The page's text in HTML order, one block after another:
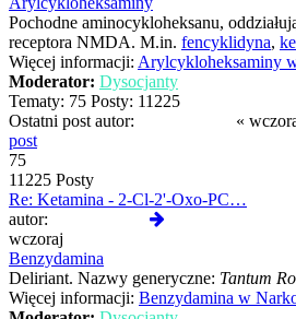
Pochodne aminocykloheksanu,
receptora NMDA. M.in. fencyklidyna,
Więcej informacji: Arylcykloheksaminy
Moderator: Dysocjanty
Tematy: 75 Posty: 11225
Ostatni post autor:
«
post
75
11225 Posty
Re: Ketamina - 2-Cl-2'-Oxo-PC…
autor:
wczoraj
Benzydamina
Deliriant. Nazwy generyczne: Tantum
Więcej informacji: Benzydamina w